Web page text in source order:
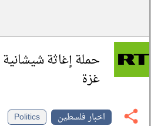
حملة إغاثة
غزة
اخبار فلسطين
Politics